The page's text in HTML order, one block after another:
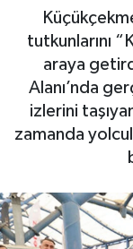
tutkunlarını
araya
Alanı’nda
izlerini
zamanda